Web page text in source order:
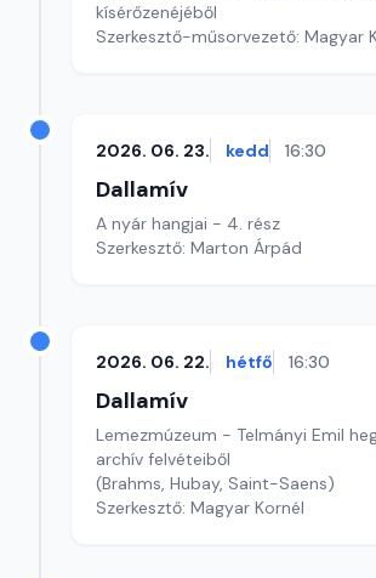
kísérőzenéjéből
Szerkesztő-műsorvezető: Magyar
2026. 06. 23. kedd 16:30
Dallamív
A nyár hangjai - 4. rész
Szerkesztő: Marton Árpád
2026. 06. 22. hétfő 16:30
Dallamív
Lemezmúzeum - Telmányi Emil
archív felvéteiből
(Brahms, Hubay, Saint-Saens)
Szerkesztő: Magyar Kornél